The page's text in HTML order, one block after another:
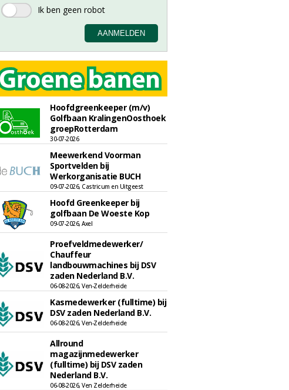
Hoofdgreenkeeper (m/v)
Golfbaan KralingenOosthoek
groepRotterdam
30-07-2026
Meewerkend Voorman
Sportvelden bij
Werkorganisatie BUCH
09-07-2026, Castricum en Uitgeest
Hoofd Greenkeeper bij
golfbaan De Woeste Kop
09-07-2026, Axel
Proefveldmedewerker/
Chauffeur
landbouwmachines bij DSV
zaden Nederland B.V.
06-08-2026, Ven-Zelderheide
Kasmedewerker (fulltime) bij
DSV zaden Nederland B.V.
06-08-2026, Ven-Zelderheide
Allround
magazijnmedewerker
(fulltime) bij DSV zaden
Nederland B.V.
06-08-2026, Ven Zelderheide